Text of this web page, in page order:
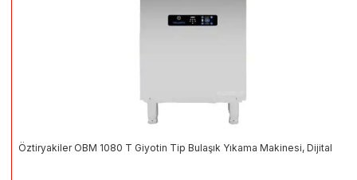
Öztiryakiler OBM 1080 T Giyotin Tip Bulaşık Yıkama Makinesi, Dijital